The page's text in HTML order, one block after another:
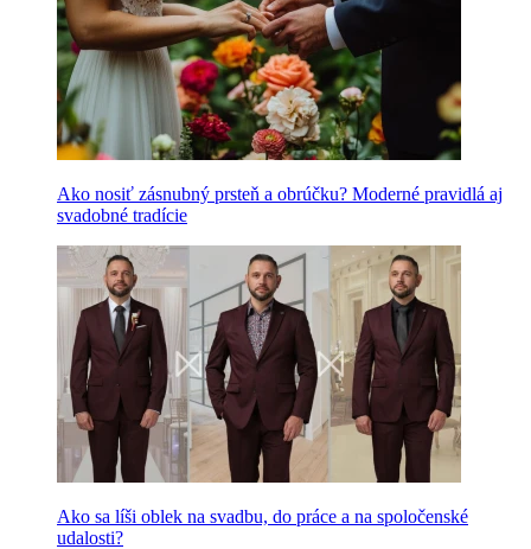
Ako nosiť zásnubný prsteň a obrúčku? Moderné pravidlá aj
svadobné tradície
Ako sa líši oblek na svadbu, do práce a na spoločenské
udalosti?